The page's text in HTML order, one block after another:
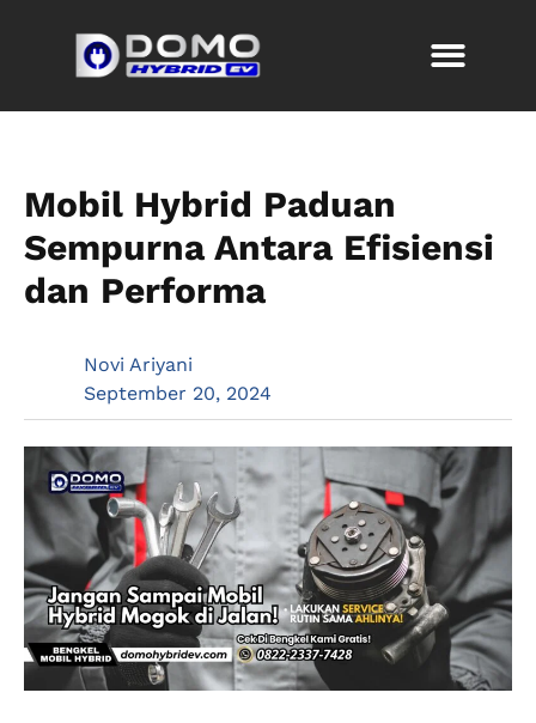
Mobil Hybrid Paduan
Sempurna Antara Efisiensi
dan Performa
Novi Ariyani
September 20, 2024